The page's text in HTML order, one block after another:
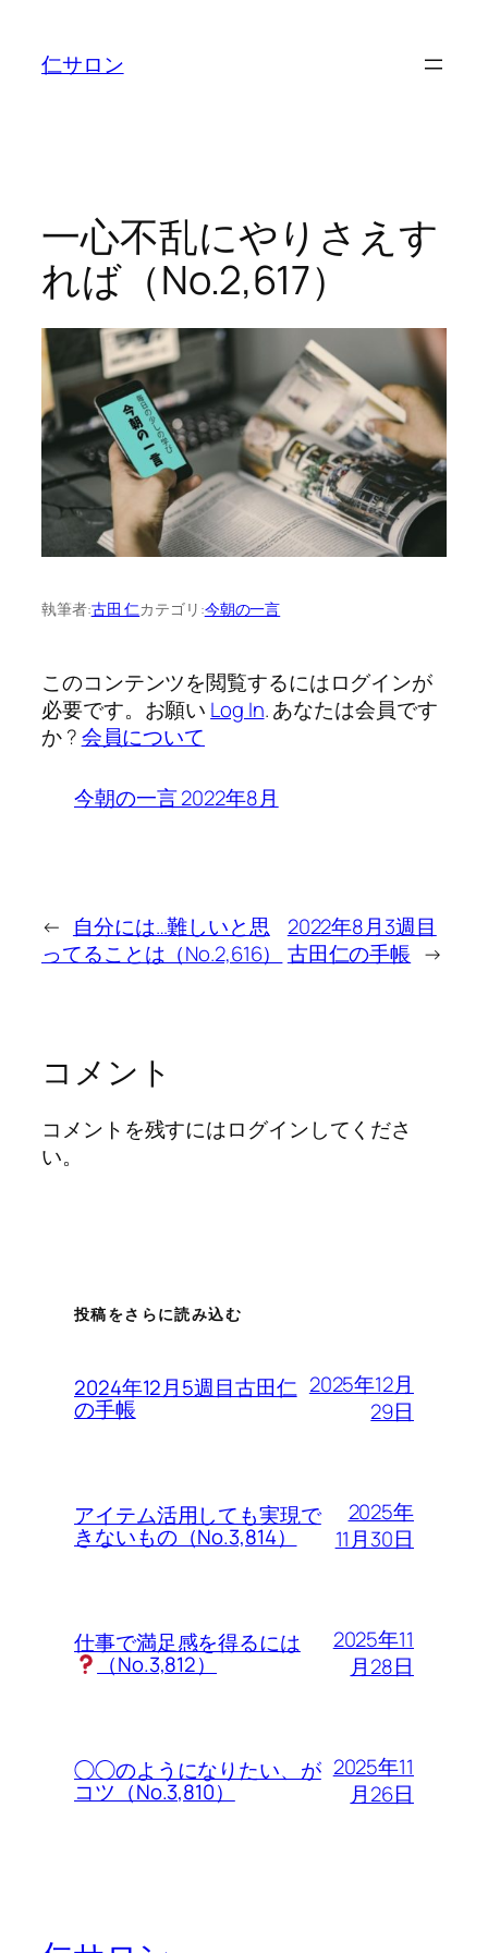
仁サロン
一心不乱にやりさえす
れば（No.2,617）
執筆者:古田 仁カテゴリ:今朝の一言
このコンテンツを閲覧するにはログインが
必要です。お願い Log In. あなたは会員です
か ?会員について
今朝の一言 2022年8月
← 自分には…難しいと思
ってることは（No.2,616）
2022年8月3週目
古田仁の手帳 →
コメント
コメントを残すにはログインしてくださ
い。
投稿をさらに読み込む
2024年12月5週目古田仁
の手帳
2025年12月
29日
アイテム活用しても実現で
きないもの（No.3,814）
2025年
11月30日
仕事で満足感を得るには
（No.3,812）
2025年11
月28日
◯◯のようになりたい、が
コツ（No.3,810）
2025年11
月26日